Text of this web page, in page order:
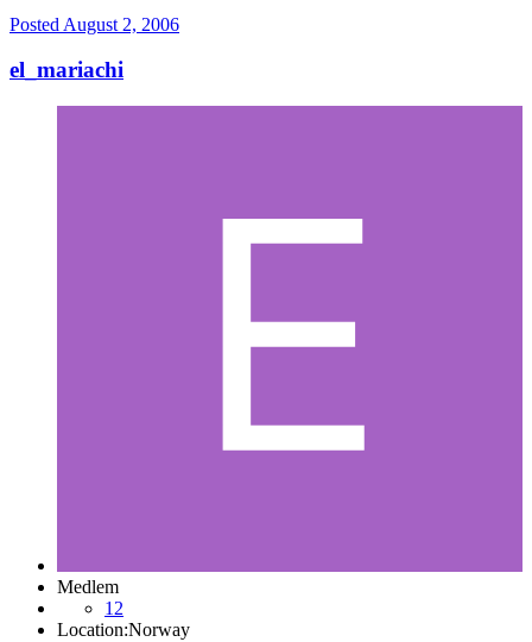
Posted August 2, 2006
el_mariachi
Medlem
12
Location:Norway